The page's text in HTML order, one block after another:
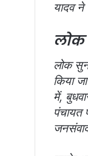
यादव ने
लोक
लोक
किया
में,
पंचायत